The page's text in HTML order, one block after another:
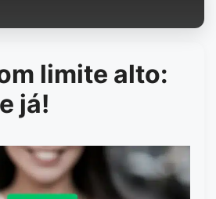
limite alto:
já!